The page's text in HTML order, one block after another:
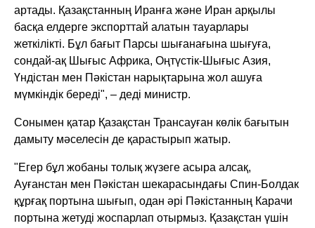
артады. Қазақстанның Иранға және Иран арқылы
басқа елдерге экспорттай алатын тауарлары
жеткілікті. Бұл бағыт Парсы шығанағына шығуға,
сондай-ақ Шығыс Африка, Оңтүстік-Шығыс Азия,
Үндістан мен Пәкістан нарықтарына жол ашуға
мүмкіндік береді", – деді министр.
Сонымен қатар Қазақстан Трансауған көлік бағытын
дамыту мәселесін де қарастырып жатыр.
"Егер бұл жобаны толық жүзеге асыра алсақ,
Ауғанстан мен Пәкістан шекарасындағы Спин-Болдак
құрғақ портына шығып, одан әрі Пәкістанның Карачи
портына жетуді жоспарлап отырмыз. Қазақстан үшін